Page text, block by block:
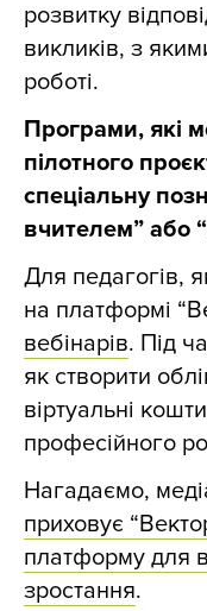
розвитку
викликів, з
роботі.
Програми, які
пілотного
спеціальну
вчителем” або
Для педагогів,
на платформі
вебінарів. Під
як створити
віртуальні
професійного
Нагадаємо,
приховує
платформу для
зростання.